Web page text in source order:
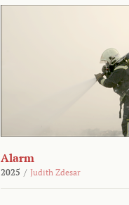
Alarm
2025 / Judith Zdesar